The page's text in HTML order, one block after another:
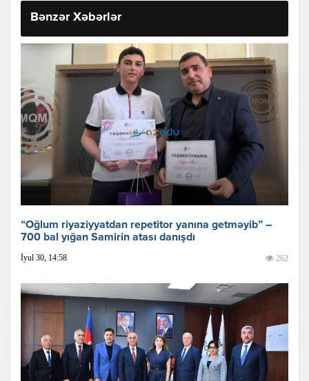
Bənzər Xəbərlər
“Oğlum riyaziyyatdan repetitor yanına getməyib” –
700 bal yığan Samirin atası danışdı
İyul 30, 14:58 262